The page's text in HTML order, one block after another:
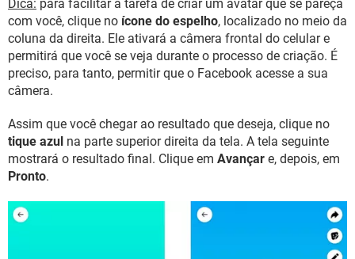
Dica: para facilitar a tarefa de criar um avatar que se pareça
com você, clique no ícone do espelho, localizado no meio da
coluna da direita. Ele ativará a câmera frontal do celular e
permitirá que você se veja durante o processo de criação. É
preciso, para tanto, permitir que o Facebook acesse a sua
câmera.
Assim que você chegar ao resultado que deseja, clique no
tique azul na parte superior direita da tela. A tela seguinte
mostrará o resultado final. Clique em Avançar e, depois, em
Pronto.